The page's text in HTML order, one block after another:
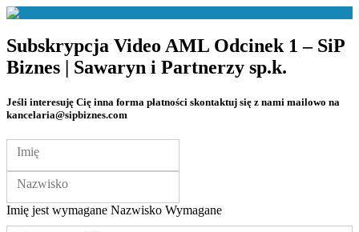
Subskrypcja Video AML Odcinek 1 – SiP
Biznes | Sawaryn i Partnerzy sp.k.
Jeśli interesuję Cię inna forma płatności skontaktuj się z nami mailowo na
kancelaria@sipbiznes.com
Imię i nazwisko:
Imię
Nazwisko
Imię jest wymagane Nazwisko Wymagane